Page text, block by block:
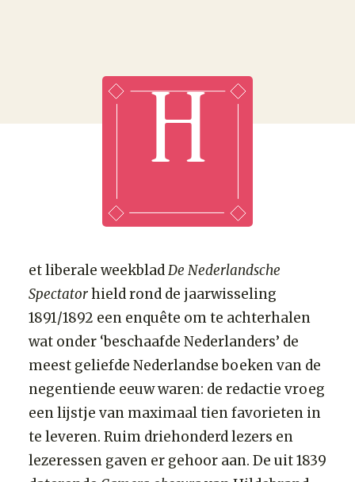
H
et liberale weekbladDe Nederlandsche
Spectatorhield rond de jaarwisseling
1891/1892 een enquête om te achterhalen
wat onder ‘beschaafde Nederlanders’ de
meest geliefde Nederlandse boeken van de
negentiende eeuw waren: de redactie vroeg
een lijstje van maximaal tien favorieten in
te leveren. Ruim driehonderd lezers en
lezeressen gaven er gehoor aan. De uit 1839